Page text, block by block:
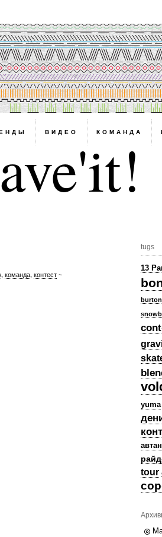
ВИДЕО КОМАНДА
, команда, контест ~
tugs
13
yuma
tour